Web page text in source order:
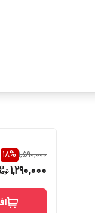
1,590,000
18%
1,290,000